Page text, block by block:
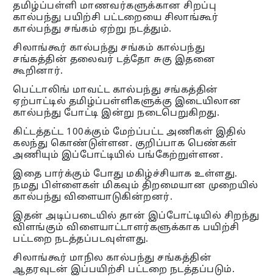
தமிழ்ப்பள்ளி மாணவர்களுக்கான சிறப்பு
கால்பந்து பயிற்சி பட்டறையை சிலாங்கூர்
கால்பந்து சங்கம் ஏற்று நடத்தும்.
சிலாங்கூர் கால்பந்து சங்கம் கால்பந்து
சங்கத்தின் தலைவர் டத்தோ சுகு இதனை
கூறினார்.
பெட்டாலிங் மாவட்ட கால்பந்து சங்கத்தின்
ஏற்பாட்டில் தமிழ்ப்பள்ளிகளுக்கு இடையிலான
கால்பந்து போட்டி இன்று நடைபெறுகிறது.
கிட்டத்தட்ட 100க்கும் மேற்ப்பட்ட அணிகள் இதில்
கலந்து கொண்டுள்ளன. குறிப்பாக பெண்கள்
அணியும் இப்போட்டியில் பங்கேற்றுள்ளன.
இதை பார்க்கும் போது மகிழ்ச்சியாக உள்ளது.
நமது பிள்ளைகள் மிகவும் திறமையான முறையில்
கால்பந்து விளையாடுகின்றனர்.
இதன் அடிப்படையில் தான் இப்போட்டியில் சிறந்து
விளங்கும் விளையாட்டாளர்களுக்காக பயிற்சி
பட்டறை நடத்தப்படவுள்ளது.
சிலாங்கூர் மாநில கால்பந்து சங்கத்தின்
ஆதரவுடன் இப்பயிற்சி பட்டறை நடத்தப்படும்.